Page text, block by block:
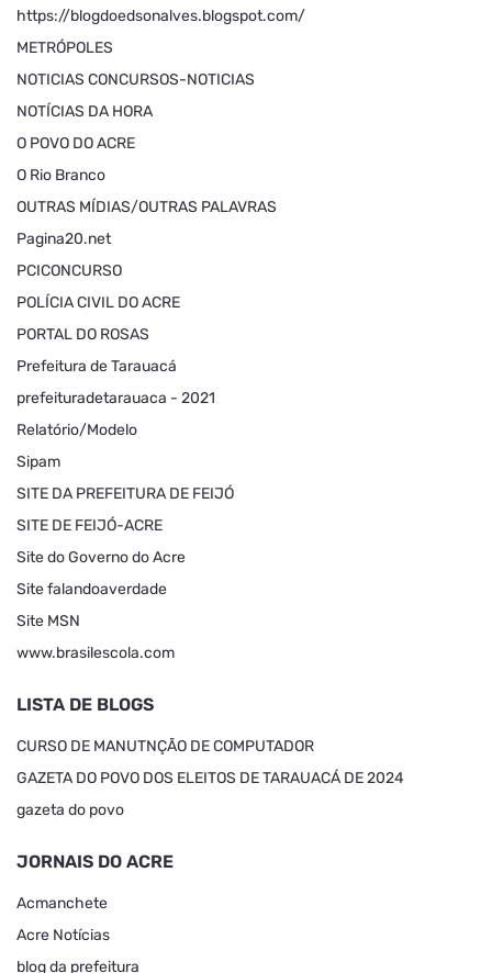
https://blogdoedsonalves.blogspot.com/
METRÓPOLES
NOTICIAS CONCURSOS-NOTICIAS
NOTÍCIAS DA HORA
O POVO DO ACRE
O Rio Branco
OUTRAS MÍDIAS/OUTRAS PALAVRAS
Pagina20.net
PCICONCURSO
POLÍCIA CIVIL DO ACRE
PORTAL DO ROSAS
Prefeitura de Tarauacá
prefeituradetarauaca - 2021
Relatório/Modelo
Sipam
SITE DA PREFEITURA DE FEIJÓ
SITE DE FEIJÓ-ACRE
Site do Governo do Acre
Site falandoaverdade
Site MSN
www.brasilescola.com
LISTA DE BLOGS
CURSO DE MANUTNÇÃO DE COMPUTADOR
GAZETA DO POVO DOS ELEITOS DE TARAUACÁ DE 2024
gazeta do povo
JORNAIS DO ACRE
Acmanchete
Acre Notícias
blog da prefeitura